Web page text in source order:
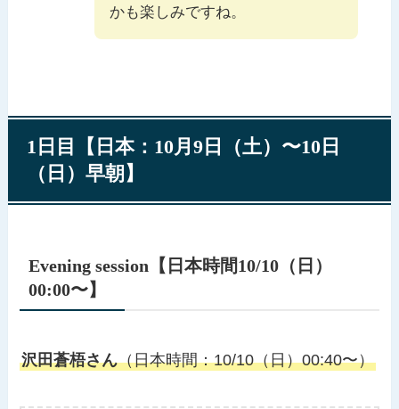
かも楽しみですね。
1日目【日本：10月9日（土）〜10日
（日）早朝】
Evening session【日本時間10/10（日）
00:00〜】
沢田蒼梧さん（日本時間：10/10（日）00:40〜）